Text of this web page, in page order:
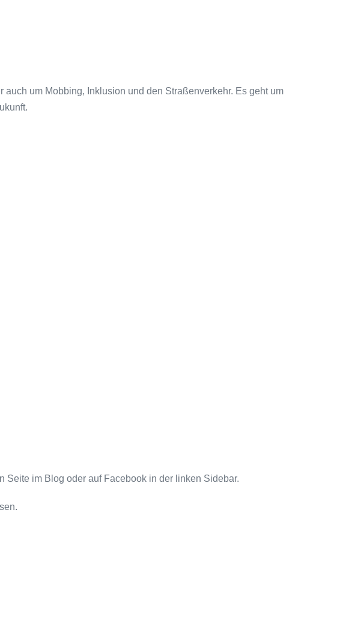
um Mobbing, Inklusion und den Straßenverkehr. Es geht um
Seite im Blog oder auf Facebook in der linken Sidebar.